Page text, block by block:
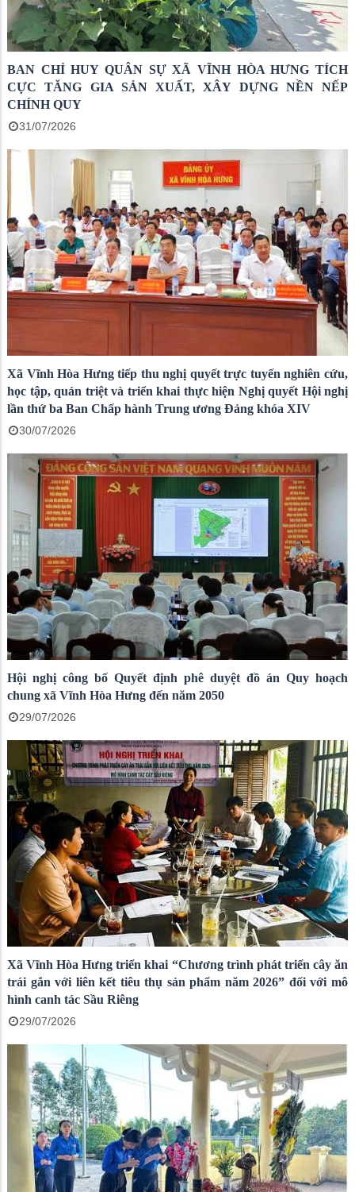
BAN CHỈ HUY QUÂN SỰ XÃ VĨNH HÒA HƯNG TÍCH
CỰC TĂNG GIA SẢN XUẤT, XÂY DỰNG NỀN NẾP
CHÍNH QUY
31/07/2026
Xã Vĩnh Hòa Hưng tiếp thu nghị quyết trực tuyến nghiên cứu,
học tập, quán triệt và triển khai thực hiện Nghị quyết Hội nghị
lần thứ ba Ban Chấp hành Trung ương Đảng khóa XIV
30/07/2026
Hội nghị công bố Quyết định phê duyệt đồ án Quy hoạch
chung xã Vĩnh Hòa Hưng đến năm 2050
29/07/2026
Xã Vĩnh Hòa Hưng triển khai “Chương trình phát triển cây ăn
trái gắn với liên kết tiêu thụ sản phẩm năm 2026” đối với mô
hình canh tác Sầu Riêng
29/07/2026